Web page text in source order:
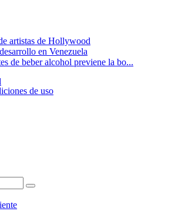
artistas de Hollywood
en Venezuela
de beber alcohol previene la bo...
de uso